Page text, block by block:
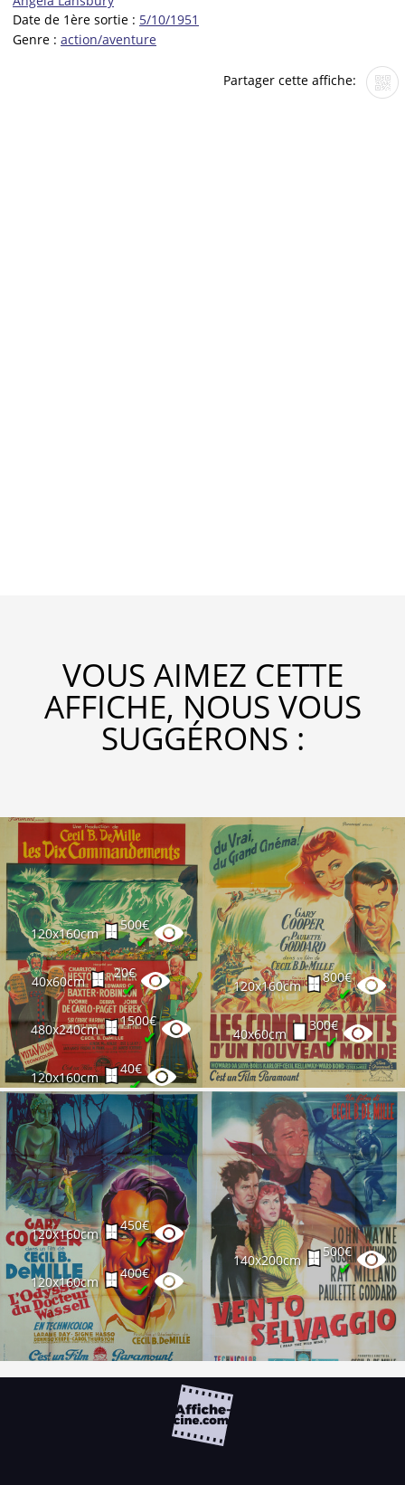
Date de 1ère sortie : 5/10/1951
Genre : action/aventure
Partager cette affiche:
VOUS AIMEZ CETTE
AFFICHE, NOUS VOUS
SUGGÉRONS :
120x160cm
500€
✔
40x60cm
20€
✔
480x240cm
1500€
✔
120x160cm
40€
✔
160x240cm
300€
✔
120x160cm
50€
✔
120x160cm
800€
✔
40x60cm
300€
✔
120x160cm
450€
✔
120x160cm
400€
✔
140x200cm
500€
✔